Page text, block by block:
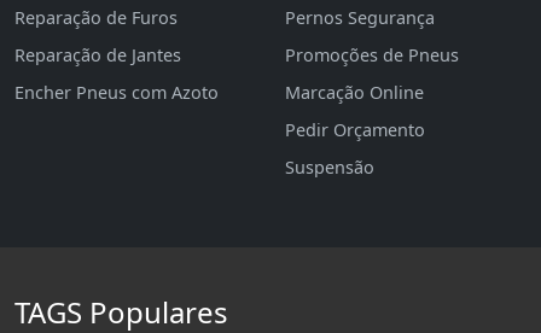
Reparação de Furos
Reparação de Jantes
Encher Pneus com Azoto
Pernos Segurança
Promoções de Pneus
Marcação Online
Pedir Orçamento
Suspensão
TAGS Populares